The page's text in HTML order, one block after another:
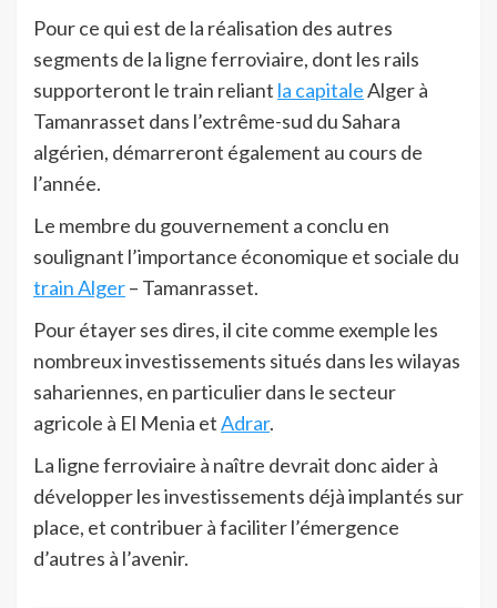
Pour ce qui est de la réalisation des autres
segments de la ligne ferroviaire, dont les rails
supporteront le train reliant la capitaleAlger à
Tamanrasset dans l’extrême-sud du Sahara
algérien, démarreront également au cours de
l’année.
Le membre du gouvernement a conclu en
soulignant l’importance économique et sociale du
train Alger– Tamanrasset.
Pour étayer ses dires, il cite comme exemple les
nombreux investissements situés dans les wilayas
sahariennes, en particulier dans le secteur
agricole à El Menia etAdrar.
La ligne ferroviaire à naître devrait donc aider à
développer les investissements déjà implantés sur
place, et contribuer à faciliter l’émergence
d’autres à l’avenir.